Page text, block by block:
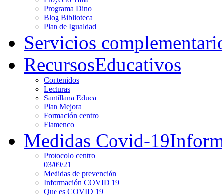
Programa Dino
Blog Biblioteca
Plan de Igualdad
Servicios
RecursosEducativos
Contenidos
Lecturas
Santillana Educa
Plan Mejora
Formación centro
Flamenco
Medidas Covid-19
Protocolo centro
03/09/21
Medidas de prevención
Información COVID 19
Que es COVID 19